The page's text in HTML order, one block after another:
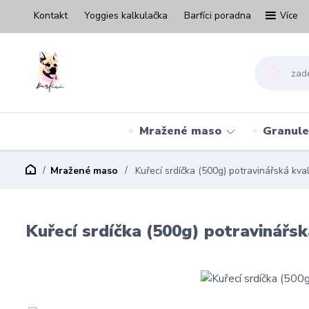
Kontakt Yoggies kalkulačka Barfíci poradna Více
Mražené maso Granule
Mražené maso Kuřecí srdíčka (500g) potravinářská
Kuřecí srdíčka (500g)